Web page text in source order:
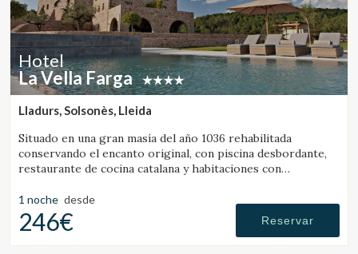
Hotel
La Vella Farga
Lladurs, Solsonès, Lleida
Situado en una gran masía del año 1036 rehabilitada
conservando el encanto original, con piscina desbordante,
restaurante de cocina catalana y habitaciones con
lujo.
1 noche desde
246€ Reservar